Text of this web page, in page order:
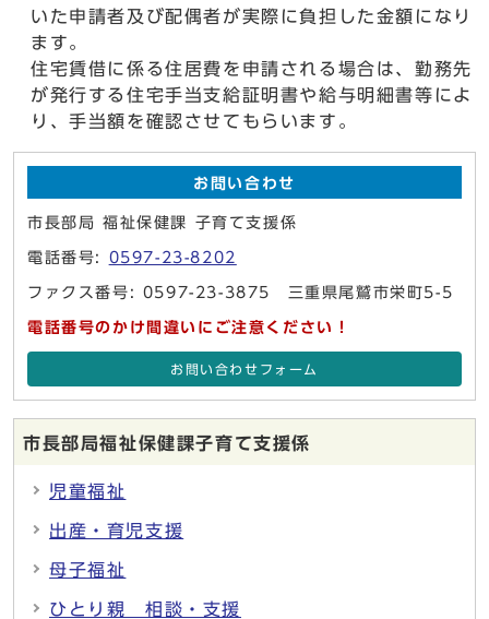
いた申請者及び配偶者が実際に負担した金額になり
ます。
住宅賃借に係る住居費を申請される場合は、勤務先
が発行する住宅手当支給証明書や給与明細書等によ
り、手当額を確認させてもらいます。
お問い合わせ
市長部局 福祉保健課 子育て支援係
電話番号: 0597-23-8202
ファクス番号: 0597-23-3875 三重県尾鷲市栄町5-5
電話番号のかけ間違いにご注意ください！
お問い合わせフォーム
市長部局福祉保健課子育て支援係
児童福祉
出産・育児支援
母子福祉
ひとり親 相談・支援